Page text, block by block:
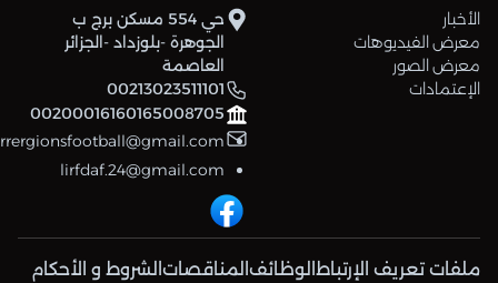
الأخبار
معرض الفيديوهات
معرض الصور
الإعتمادات
حي 554 مسكن برج ب
الجوهرة -بلوزداد -الجزائر
العاصمة
00213023511101
00200016160165008705
lirfdaf.24@gmail.com
ملفات تعريف الإرتباط الوظائف المناقصات الشروط و الأحكام